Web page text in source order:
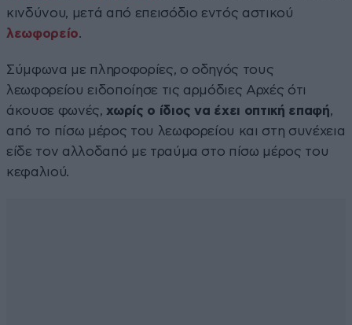
κινδύνου, μετά από επεισόδιο εντός αστικού
λεωφορείο.
Σύμφωνα με πληροφορίες, ο οδηγός τους
λεωφορείου ειδοποίησε τις αρμόδιες Αρχές ότι
άκουσε φωνές, χωρίς ο ίδιος να έχει οπτική επαφή,
από το πίσω μέρος του λεωφορείου και στη συνέχεια
είδε τον αλλοδαπό με τραύμα στο πίσω μέρος του
κεφαλιού.